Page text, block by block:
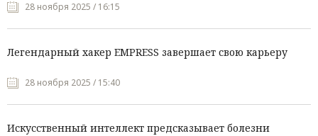
28 ноября 2025 / 16:15
Легендарный хакер EMPRESS завершает свою карьеру
28 ноября 2025 / 15:40
Искусственный интеллект предсказывает болезни